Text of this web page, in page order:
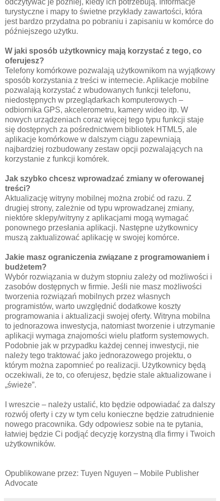
turystyczne i mapy to świetne przykłady zawartości, która
jest bardzo przydatna po pobraniu i zapisaniu w komórce do
późniejszego użytku.
W jaki sposób użytkownicy mają korzystać z tego, co
oferujesz?
Telefony komórkowe pozwalają użytkownikom na wyjątkowy
sposób korzystania z treści w internecie. Aplikacje mobilne
pozwalają korzystać z wbudowanych funkcji telefonu,
niedostępnych w przeglądarkach komputerowych –
odbiornika GPS, akcelerometru, kamery wideo itp. W
nowych urządzeniach coraz więcej tego typu funkcji staje
się dostępnych za pośrednictwem bibliotek HTML5, ale
aplikacje komórkowe w dalszym ciągu zapewniają
najbardziej rozbudowany zestaw opcji pozwalających na
korzystanie z funkcji komórek.
Jak szybko chcesz wprowadzać zmiany w oferowanej
treści?
Aktualizację witryny mobilnej można zrobić od razu. Z
drugiej strony, zależnie od typu wprowadzanej zmiany,
niektóre sklepy/witryny z aplikacjami mogą wymagać
ponownego przesłania aplikacji. Następne użytkownicy
muszą zaktualizować aplikację w swojej komórce.
Jakie masz ograniczenia związane z programowaniem i
budżetem?
Wybór rozwiązania w dużym stopniu zależy od możliwości i
zasobów dostępnych w firmie. Jeśli nie masz możliwości
tworzenia rozwiązań mobilnych przez własnych
programistów, warto uwzględnić dodatkowe koszty
programowania i aktualizacji swojej oferty. Witryna mobilna
to jednorazowa inwestycja, natomiast tworzenie i utrzymanie
aplikacji wymaga znajomości wielu platform systemowych.
Podobnie jak w przypadku każdej cennej inwestycji, nie
należy tego traktować jako jednorazowego projektu, o
którym można zapomnieć po realizacji. Użytkownicy będą
oczekiwali, że to, co oferujesz, będzie stale aktualizowane i
„świeże”.
I wreszcie – należy ustalić, kto będzie odpowiadać za dalszy
rozwój oferty i czy w tym celu konieczne będzie zatrudnienie
nowego pracownika. Gdy odpowiesz sobie na te pytania,
łatwiej będzie Ci podjąć decyzję korzystną dla firmy i Twoich
użytkowników.
Opublikowane przez: Tuyen Nguyen – Mobile Publisher
Advocate